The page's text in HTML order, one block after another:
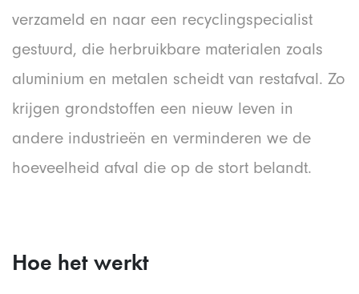
verzameld en naar een recycling­specialist
gestuurd, die herbruikbare materialen zoals
aluminium en metalen scheidt van restafval. Zo
krijgen grondstoffen een nieuw leven in
andere industrieën en verminderen we de
hoeveelheid afval die op de stort belandt.
Hoe het werkt